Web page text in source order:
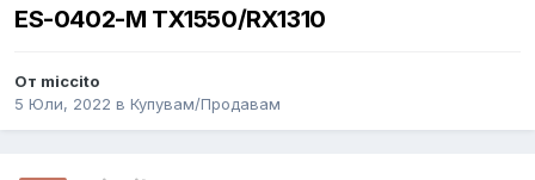
ES-0402-M TX1550/RX1310
От miccito
5 Юли, 2022 в Купувам/Продавам